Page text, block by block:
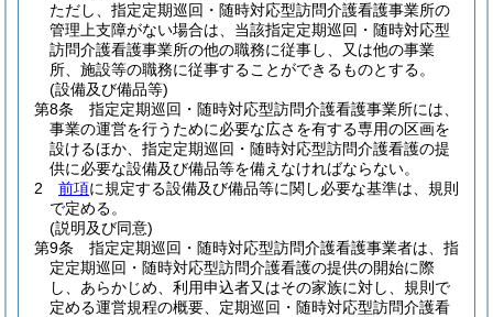
ただし、指定定期巡回・随時対応型訪問介護看護事業所の
管理上支障がない場合は、当該指定定期巡回・随時対応型
訪問介護看護事業所の他の職務に従事し、又は他の事業
所、施設等の職務に従事することができるものとする。
(設備及び備品等)
第8条
指定定期巡回・随時対応型訪問介護看護事業所には、
事業の運営を行うために必要な広さを有する専用の区画を
設けるほか、指定定期巡回・随時対応型訪問介護看護の提
供に必要な設備及び備品等を備えなければならない。
2
前項に規定する設備及び備品等に関し必要な基準は、規則
で定める。
(説明及び同意)
第9条
指定定期巡回・随時対応型訪問介護看護事業者は、指
定定期巡回・随時対応型訪問介護看護の提供の開始に際
し、あらかじめ、利用申込者又はその家族に対し、規則で
定める運営規程の概要、定期巡回・随時対応型訪問介護看